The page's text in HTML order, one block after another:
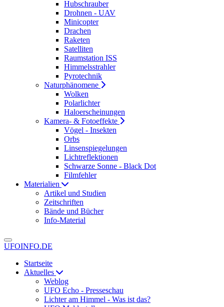
Hubschrauber
Drohnen - UAV
Minicopter
Drachen
Raketen
Satelliten
Raumstation ISS
Himmelsstrahler
Pyrotechnik
Naturphänomene
Wolken
Polarlichter
Haloerscheinungen
Kamera- & Fotoeffekte
Vögel - Insekten
Orbs
Linsenspiegelungen
Lichtreflektionen
Schwarze Sonne - Black Dot
Filmfehler
Materialien
Artikel und Studien
Zeitschriften
Bände und Bücher
Info-Material
UFOINFO.DE
Startseite
Aktuelles
Weblog
UFO Echo - Presseschau
Lichter am Himmel - Was ist das?